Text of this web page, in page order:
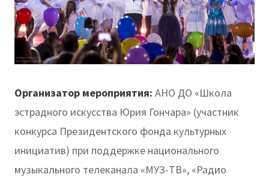
Организатор мероприятия: АНО ДО «Школа
эстрадного искусства Юрия Гончара» (участник
конкурса Президентского фонда культурных
инициатив) при поддержке национального
музыкального телеканала «МУЗ-ТВ», «Радио